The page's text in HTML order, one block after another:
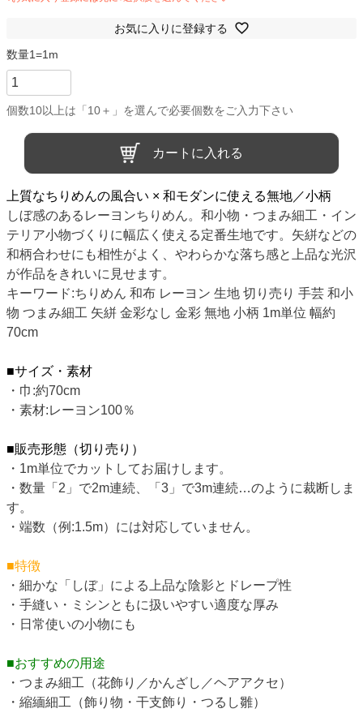
お気に入りに登録する
カートに入れる
上質なちりめんの風合い × 和モダンに使える無地／小柄
しぼ感のあるレーヨンちりめん。和小物・つまみ細工・イン
テリア小物づくりに幅広く使える定番生地です。矢絣などの
和柄合わせにも相性がよく、やわらかな落ち感と上品な光沢
が作品をきれいに見せます。
キーワード:ちりめん 和布 レーヨン 生地 切り売り 手芸 和小
物 つまみ細工 矢絣 金彩なし 金彩 無地 小柄 1m単位 幅約
70cm
■サイズ・素材
・巾:約70cm
・素材:レーヨン100％
■販売形態（切り売り）
・1m単位でカットしてお届けします。
・数量「2」で2m連続、「3」で3m連続…のように裁断しま
す。
・端数（例:1.5m）には対応していません。
■特徴
・細かな「しぼ」による上品な陰影とドレープ性
・手縫い・ミシンともに扱いやすい適度な厚み
・日常使いの小物にも
■おすすめの用途
・つまみ細工（花飾り／かんざし／ヘアアクセ）
・縮緬細工（飾り物・干支飾り・つるし雛）